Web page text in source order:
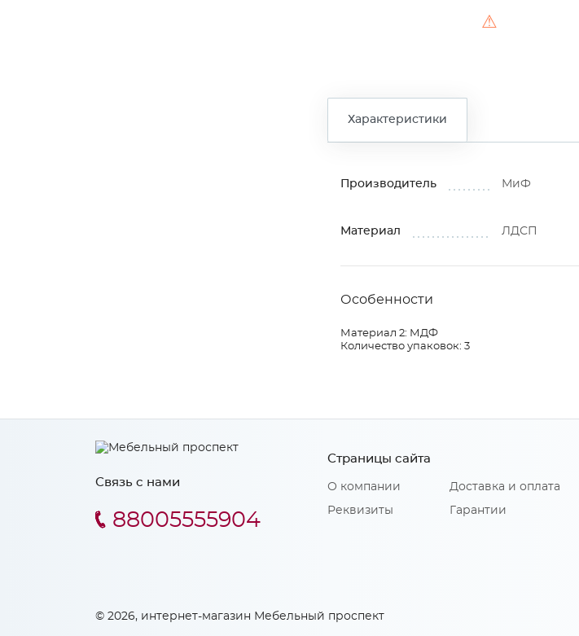
⚠
Характеристики
Производитель
МиФ
Материал ЛДСП
Особенности
Материал 2: МДФ
Количество упаковок: 3
Связь с нами
88005555904
Страницы сайта
О компании
Реквизиты
Доставка и оплата
Гарантии
© 2026, интернет-магазин Мебельный проспект